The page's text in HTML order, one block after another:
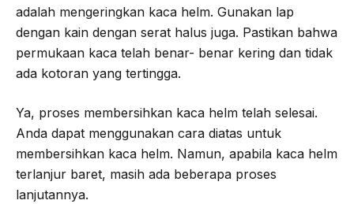
adalah mengeringkan kaca helm. Gunakan lap
dengan kain dengan serat halus juga. Pastikan bahwa
permukaan kaca telah benar- benar kering dan tidak
ada kotoran yang tertingga.
Ya, proses membersihkan kaca helm telah selesai.
Anda dapat menggunakan cara diatas untuk
membersihkan kaca helm. Namun, apabila kaca helm
terlanjur baret, masih ada beberapa proses
lanjutannya.